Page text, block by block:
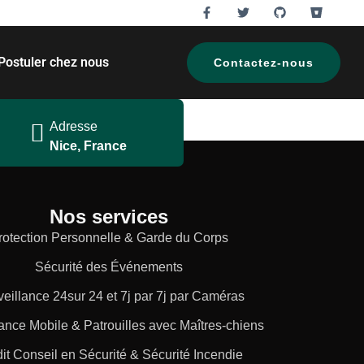
chez nous Contactez-nous
Adresse
Nice, France
Nos services
Personnelle & Garde du Corps
Sécurité des Événements
24sur 24 et 7j par 7j par Caméras
Mobile & Patrouilles avec Maîtres-chiens
Conseil en Sécurité & Sécurité Incendie